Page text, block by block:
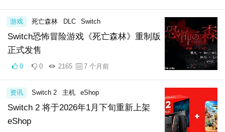
Switch恐怖冒险游戏《死亡森林》重制版
正式发售
游戏 死亡森林 DLC Switch
0 0 2165 7 个月前
Switch 2 将于2026年1月下旬重新上架
eShop
资讯 Switch 2 主机 eShop